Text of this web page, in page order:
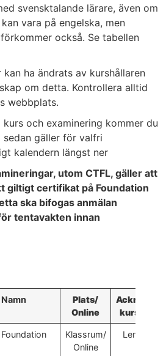
svensktalande lärare, även om
vara på engelska, men
också. Se tabellen
ha ändrats av kurshållaren
om detta. Kontrollera alltid
webbplats.
och examinering kommer du
gäller för valfri
kalendern längst ner
utom CTFL, gäller att
giltigt certifikat på Foundation
ska bifogas anmälan
tentavakten innan
Namn
Plats/
Online
Foundation
Klassrum/
Online
Lemontree